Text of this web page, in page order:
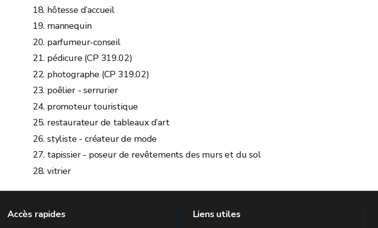
hôtesse d’accueil
mannequin
parfumeur-conseil
pédicure (CP 319.02)
photographe (CP 319.02)
poêlier - serrurier
promoteur touristique
restaurateur de tableaux d’art
styliste - créateur de mode
tapissier - poseur de revêtements des murs et du sol
vitrier
Accès rapides Liens utiles